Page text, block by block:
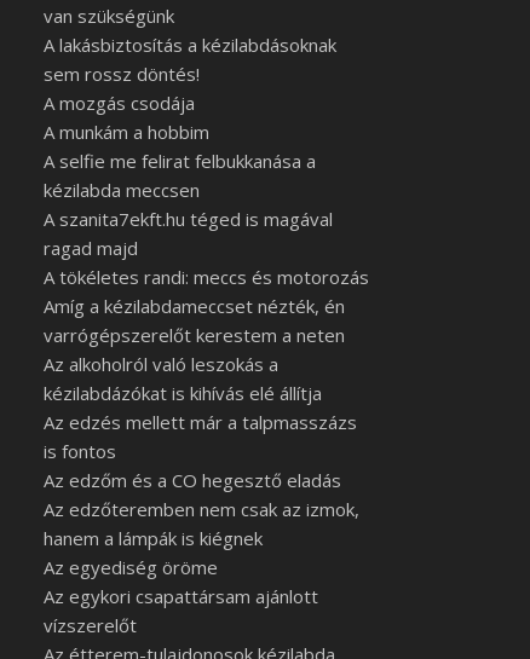
van szükségünk
A lakásbiztosítás a kézilabdásoknak
sem rossz döntés!
A mozgás csodája
A munkám a hobbim
A selfie me felirat felbukkanása a
kézilabda meccsen
A szanita7ekft.hu téged is magával
ragad majd
A tökéletes randi: meccs és motorozás
Amíg a kézilabdameccset nézték, én
varrógépszerelőt kerestem a neten
Az alkoholról való leszokás a
kézilabdázókat is kihívás elé állítja
Az edzés mellett már a talpmasszázs
is fontos
Az edzőm és a CO hegesztő eladás
Az edzőteremben nem csak az izmok,
hanem a lámpák is kiégnek
Az egyediség öröme
Az egykori csapattársam ajánlott
vízszerelőt
Az étterem-tulajdonosok kézilabda